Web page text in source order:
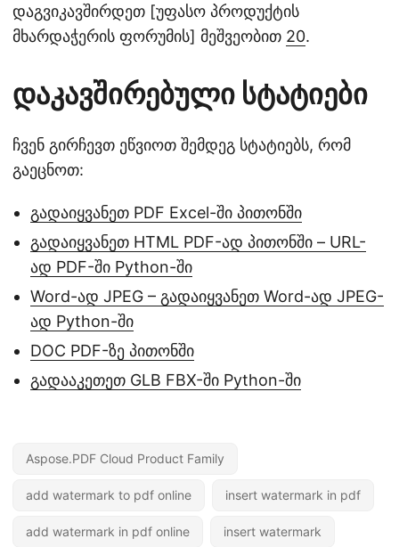
დაგვიკავშირდეთ [უფასო პროდუქტის
მხარდაჭერის ფორუმის] მეშვეობით 20.
დაკავშირებული სტატიები
ჩვენ გირჩევთ ეწვიოთ შემდეგ სტატიებს, რომ
გაეცნოთ:
გადაიყვანეთ PDF Excel-ში პითონში
გადაიყვანეთ HTML PDF-ად პითონში – URL-
ად PDF-ში Python-ში
Word-ად JPEG – გადაიყვანეთ Word-ად JPEG-
ად Python-ში
DOC PDF-ზე პითონში
გადააკეთეთ GLB FBX-ში Python-ში
Aspose.PDF Cloud Product Family
add watermark to pdf online insert watermark in pdf
add watermark in pdf online insert watermark